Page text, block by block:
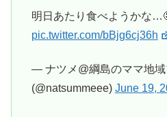
明日あたり食べようかな
pic.twitter.com/bBjg6cj36h
— ナツメ@綱島のママ地域
(@natsummeee) June 19,